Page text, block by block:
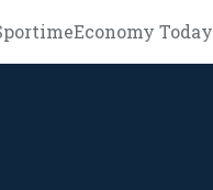
Economy Today